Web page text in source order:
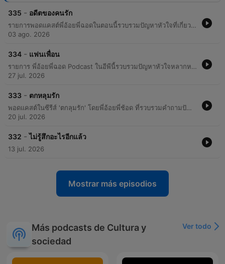
335 - อดีตของคนรัก
รายการพอดแคสต์พี่อ้อยพี่ฉอดในตอนนี้รวบรวมปัญหาหัวใจที่เกี่ยวข้องกับการเผชิญหน้ากับอดีต ไม่ว่าจะเป็นเรื่องแฟนเก่า การขุดคุ้ยประวัติส่วนตัว หรือความลับในอดีตที่ถูกเปิดเผยขึ้นมาในปัจจุบัน เนื้อหาเน้นไปที่การรับมือกับความรู้สึกของทั้งตนเองและคู่รัก เมื่อสิ่งที่เคยเกิดขึ้นแล้วย้อนกลับมาส่งผลกระทบต่อความสัมพันธ์ในปัจจุบัน
03 ago. 2026
334 - แฟนเพื่อน
รายการ พี่อ้อยพี่ฉอด Podcast ในอีพีนี้รวบรวมปัญหาหัวใจหลากหลายรูปแบบที่ส่งเข้ามาปรึกษา ตั้งแต่ความสัมพันธ์ซับซ้อนระหว่างเพื่อนสนิทกับแฟนเพื่อน การรับมือกับสถานการณ์เมื่อพบว่าแฟนเพื่อนกำลังนอกใจในขณะที่เพื่อนกำลังตั้งครรัง ไปจนถึงการจัดการขอบเขตความเป็นส่วนตัวเมื่อแฟนเพื่อนพยายามเข้ามาอ่านแชทส่วนตัว และปัญหาความหึงหวงระหว่างเพื่อนชายหญิงที่มีระยะห่างไม่เหมาะสม เนื้อหาเน้นการให้คำแนะนำในการใช้สติ การสื่อสารอย่างตรงไปตรงมา และการรักษาความสัมพันธ์ในมิติต่างๆ ของชีวิต
27 jul. 2026
333 - ตกหลุมรัก
พอดแคสต์ในซีรีส์ 'ตกลุมรัก' โดยพี่อ้อยพี่ช้อด ที่รวบรวมคำถามปัญหาหัวใจจากทางบ้านมาตอบด้วยมุมมองที่เน้นการใช้สติและการเรียนรู้ความสัมพันธ์ เนื้อหาครอบคลุมตั้งแต่ความกังวลในการแอบชอบเพื่อน การรับมือกับความรู้สึกหวั่นไหวเมื่อมีคนใหม่เข้ามาในขณะที่มีแฟนอยู่ ไปจนถึงเทคนิคการสร้างบทสนทนาสำหรับคู่รักมือใหม่ ผู้ดำเนินรายการเน้นย้ำเรื่องการไม่รีบร้อนตัดสินใจหรือเร่งรัดความสัมพันธ์จนเกินไป โดยให้ความสำคัญกับการใช้เวลาเพื่อทำความรู้จักตัวตนของอีกฝ่ายอย่างแท้จริง เพื่อลดความเสี่ยงในการสูญเสียความสัมพันธ์และสร้างรากฐานที่มั่นคงในระยะยาว
20 jul. 2026
332 - ไม่รู้สึกอะไรอีกแล้ว
13 jul. 2026
Mostrar más episodios
Más podcasts de Cultura y
sociedad
Ver todo